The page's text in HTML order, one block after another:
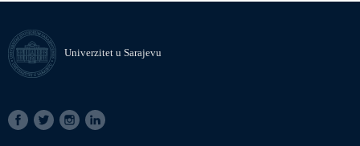
Univerzitet u Sarajevu
SOCIAL
LINKS